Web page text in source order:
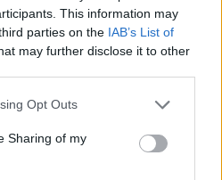
This information may
parties on the IAB’s List of
may further disclose it to other
Opt Outs
Sharing of my
αλλά κι ότι μπορεί ο
στον Παναθηναϊκό
έχουν και δεν έχουν για
στον τίτλο…